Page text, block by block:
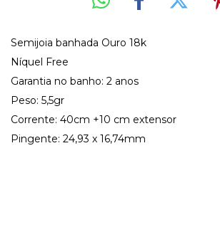
Semijoia banhada Ouro 18k
Níquel Free
Garantia no banho: 2 anos
Peso: 5,5gr
Corrente: 40cm +10 cm extensor
Pingente: 24,93 x 16,74mm